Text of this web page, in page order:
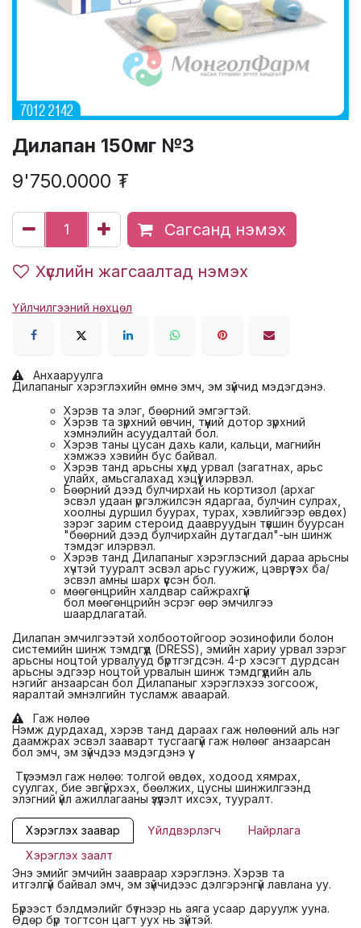
Дилапан 150мг №3
9'750.0000 ₮
Сагсанд нэмэх
Хүслийн жагсаалтад нэмэх
Үйлчилгээний нөхцөл
Анхааруулга
Дилапаныг хэрэглэхийн өмнө эмч, эм зүйчид мэдэгдэнэ.
Хэрэв та элэг, бөөрний эмгэгтэй.
Хэрэв та зүрхний өвчин, түүний дотор зүрхний
хэмнэлийн асуудалтай бол.
Хэрэв таны цусан дахь кали, кальци, магнийн
хэмжээ хэвийн бус байвал.
Хэрэв танд арьсны хүнд урвал (загатнах, арьс
улайх, амьсгалахад хэцүү) илэрвэл.
Бөөрний дээд булчирхай нь кортизол (архаг
эсвэл удаан үргэлжилсэн ядаргаа, булчин сулрах,
хоолны дуршил буурах, турах, хэвлийгээр өвдөх)
зэрэг зарим стероид даавруудын түвшин буурсан
"бөөрний дээд булчирхайн дутагдал"-ын шинж
тэмдэг илэрвэл.
Хэрэв танд Дилапаныг хэрэглэсний дараа арьсны
хүчтэй тууралт эсвэл арьс гуужиж, цэврүүтэх ба/
эсвэл амны шарх үүссэн бол.
мөөгөнцрийн халдвар сайжрахгүй
бол мөөгөнцрийн эсрэг өөр эмчилгээ
шаардлагатай.
Дилапан эмчилгээтэй холбоотойгоор эозинофили болон
системийн шинж тэмдгүүд (DRESS), эмийн хариу урвал зэрэг
арьсны ноцтой урвалууд бүртгэгдсэн. 4-р хэсэгт дурдсан
арьсны эдгээр ноцтой урвалын шинж тэмдгүүдийн аль
нэгийг анзаарсан бол Дилапаныг хэрэглэхээ зогсоож,
яаралтай эмнэлгийн тусламж аваарай.
Гаж нөлөө
Нэмж дурдахад, хэрэв танд дараах гаж нөлөөний аль нэг
даамжрах эсвэл зааварт тусгаагүй гаж нөлөөг анзаарсан
бол эмч, эм зүйчдээ мэдэгдэнэ үү.
Түгээмэл гаж нөлөө: толгой өвдөх, ходоод хямрах,
суулгах, бие эвгүйрхэх, бөөлжих, цусны шинжилгээнд
элэгний үйл ажиллагааны үзүүлэлт ихсэх, тууралт.
Хэрэглэх заавар Үйлдвэрлэгч
Найрлага
Хэрэглэх заалт
Энэ эмийг эмчийн заавраар хэрэглэнэ. Хэрэв та
итгэлгүй байвал эмч, эм зүйчидээс дэлгэрэнгүй лавлана уу.
Бүрээст бэлдмэлийг бүтнээр нь аяга усаар даруулж ууна.
Өдөр бүр тогтсон цагт уух нь зүйтэй.